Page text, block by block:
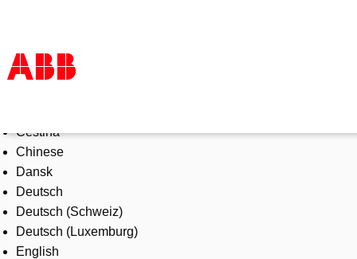
Products & Solutions
Industries
Services
About us
Where to buy
Contact us
Careers
Čeština
Chinese
Dansk
Deutsch
Deutsch (Schweiz)
Deutsch (Luxemburg)
English